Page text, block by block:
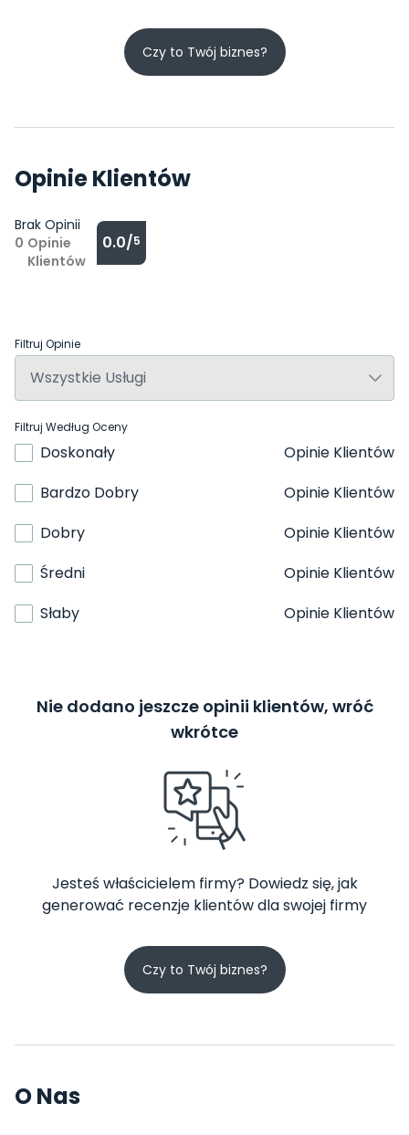
Czy to Twój biznes?
Opinie Klientów
Brak Opinii
0 Opinie
Klientów
0.0/5
Filtruj Opinie
Filtruj Według Oceny
Doskonały
Opinie Klientów
Bardzo Dobry
Opinie Klientów
Dobry
Opinie Klientów
Średni
Opinie Klientów
Słaby
Opinie Klientów
Nie dodano jeszcze opinii klientów, wróć
wkrótce
Jesteś właścicielem firmy? Dowiedz się, jak
generować recenzje klientów dla swojej firmy
Czy to Twój biznes?
O Nas